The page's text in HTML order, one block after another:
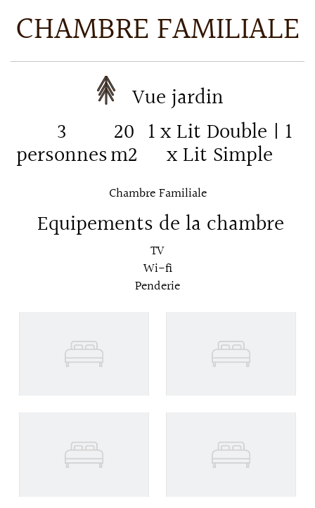
CHAMBRE FAMILIALE
Vue jardin
3
personnes
20
m2
1 x Lit Double | 1
x Lit Simple
Chambre Familiale
Equipements de la chambre
TV
Wi-fi
Penderie